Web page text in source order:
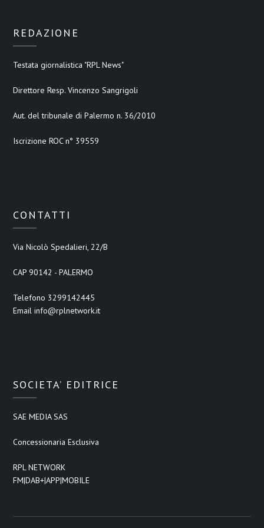
REDAZIONE
Testata giornalistica "RPL News"
Direttore Resp. Vincenzo Sangrigoli
Aut. del tribunale di Palermo n. 36/2010
Iscrizione ROC n° 39559
CONTATTI
Via Nicolò Spedalieri, 22/B
CAP 90142 - PALERMO
Telefono 3299142445
Email info@rplnetwork.it
SOCIETA’ EDITRICE
SAE MEDIA SAS
Concessionaria Esclusiva
RPL NETWORK
FM|DAB+|APP|MOBILE